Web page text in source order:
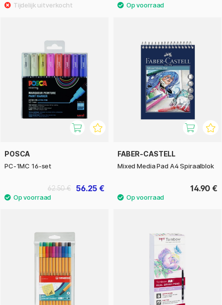
POSCA
PC-1MC 16-set
56.25 €
62.50 €
FABER-CASTELL
Mixed Media Pad A4 Spiraalblok
14.90 €